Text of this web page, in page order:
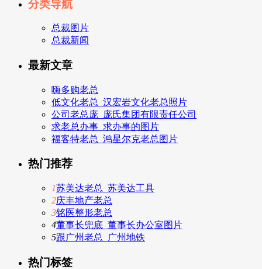
分类导航
总裁图片
总裁新闻
最新文章
嗨多购老总
低文化老总_汉宏岩文化老总照片
公司老总庞_庞氏集团有限责任公司
求老总办事_求办事的图片
福客特老总_鸿星尔克老总图片
热门推荐
1苏美达老总_苏美达工具
2庆丰地产老总
3铭医整形老总
4董事长兜底_董事长办公室图片
5跟广州老总_广州地铁
热门标签